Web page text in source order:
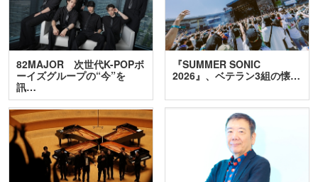
82MAJOR 次世代K-POPボ
ーイズグループの“今”を
訊…
『SUMMER SONIC
2026』、ベテラン3組の懐…